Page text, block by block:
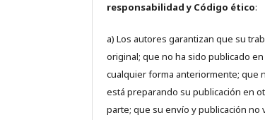
responsabilidad y Código ético:
a) Los autores garantizan que su
original; que no ha sido publicado en
cualquier forma anteriormente; que
está preparando su publicación en
parte; que su envío y publicación no